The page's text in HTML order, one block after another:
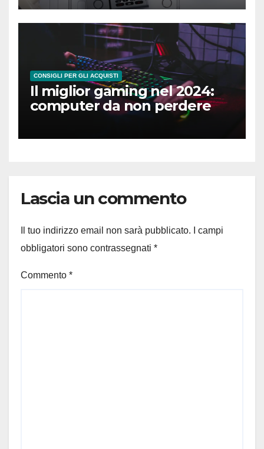
CONSIGLI PER GLI ACQUISTI
Il miglior gaming nel 2024:
computer da non perdere
Lascia un commento
Il tuo indirizzo email non sarà pubblicato.
I campi
obbligatori sono contrassegnati *
Commento *